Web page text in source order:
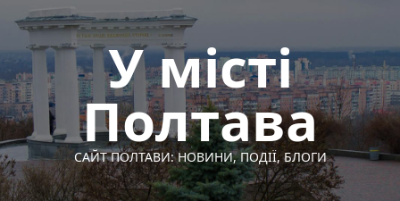
Перейти
вмісту
У місті
Полтава
САЙТ ПОЛТАВИ: НОВИНИ, ПОДІЇ, БЛОГИ